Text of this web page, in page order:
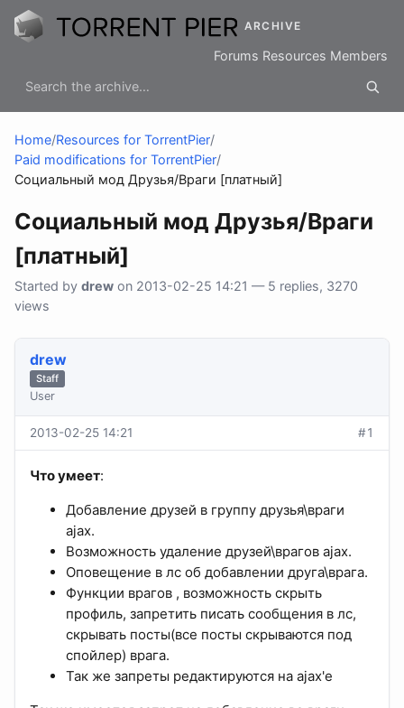
ARCHIVE
Forums Resources Members
Home/Resources for TorrentPier/
Paid modifications for TorrentPier/
Социальный мод Друзья/Враги [платный]
Социальный мод Друзья/Враги
[платный]
Started by drew on 2013-02-25 14:21 — 5 replies, 3270
views
drew
Staff
User
2013-02-25 14:21 #1
Что умеет:
Добавление друзей в группу друзья\враги
ajax.
Возможность удаление друзей\врагов ajax.
Оповещение в лс об добавлении друга\врага.
Функции врагов , возможность скрыть
профиль, запретить писать сообщения в лс,
скрывать посты(все посты скрываются под
спойлер) врага.
Так же запреты редактируются на ajax'e